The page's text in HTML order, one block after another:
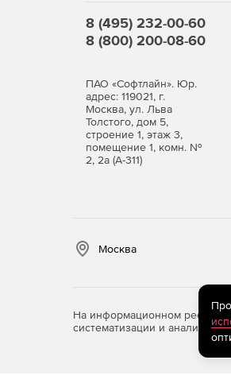
8 (495) 232-00-60
8 (800) 200-08-60
ПАО «Софтлайн». Юр.
адрес: 119021, г.
Москва, ул. Льва
Толстого, дом 5,
строение 1, этаж 3,
помещение 1, комн. №
2, 2а (А-311)
Москва
На информационном ресурсе
систематизации и анализа